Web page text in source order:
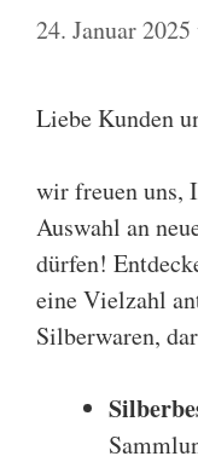
24. Januar 2025
Liebe Kunden
wir freuen uns,
Auswahl an
dürfen!
eine Vielzahl
Silberwaren,